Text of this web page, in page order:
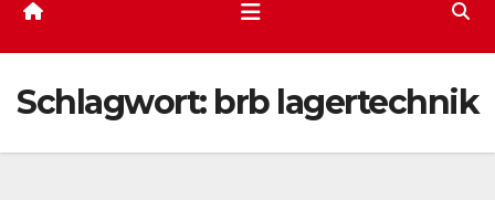
Schlagwort: brb lagertechnik